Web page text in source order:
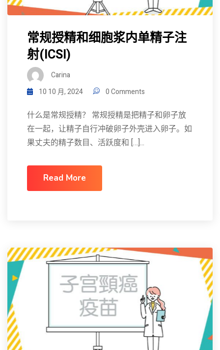
常规授精和细胞浆内单精子注
射(ICSI)
Carina
10 10 月, 2024
0 Comments
什么是常规授精？ 常规授精是把精子和卵子放
在一起，让精子自行冲破卵子外壳进入卵子。如
果丈夫的精子数目、活跃度和 […]...
Read More